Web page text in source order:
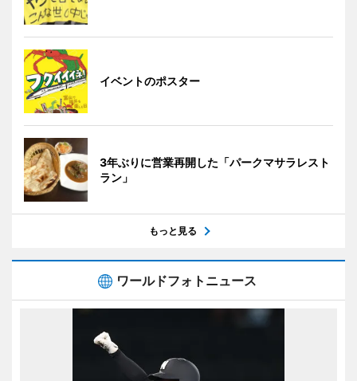
イベントのポスター
3年ぶりに営業再開した「パークマサラレスト
ラン」
もっと見る
ワールドフォトニュース